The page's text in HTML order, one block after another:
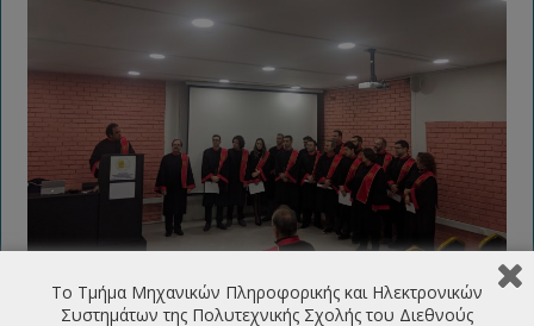
Το Τμήμα Μηχανικών Πληροφορικής και Ηλεκτρονικών
Συστημάτων της Πολυτεχνικής Σχολής του Διεθνούς